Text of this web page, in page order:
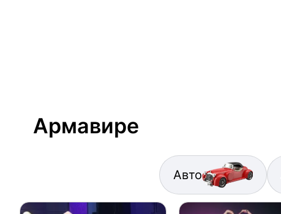
Армавире
Авто